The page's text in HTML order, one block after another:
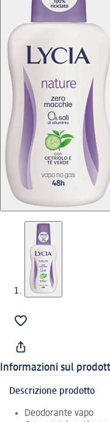
Informazioni sul
Descrizione prodotto
Deodorante vapo